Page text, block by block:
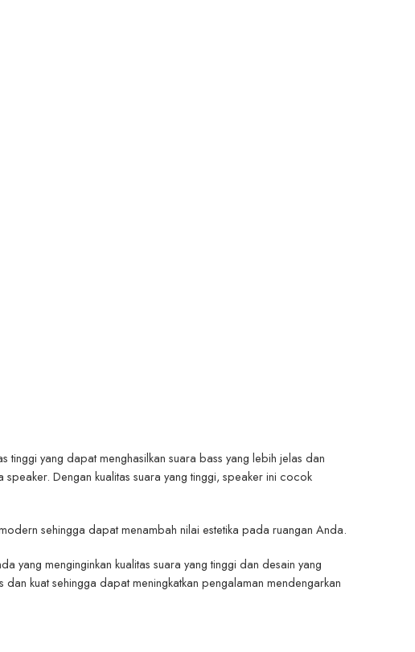
yang dapat menghasilkan suara bass yang lebih jelas dan
Dengan kualitas suara yang tinggi, speaker ini cocok
sehingga dapat menambah nilai estetika pada ruangan Anda.
yang menginginkan kualitas suara yang tinggi dan desain yang
kuat sehingga dapat meningkatkan pengalaman mendengarkan